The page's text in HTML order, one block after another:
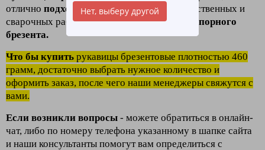
Нет, выберу другой
отлично подходят длястроительных, хозяйственных и
сварочных работ, изготавливаютсяиз огнеупорного
брезента.
Что бы купить рукавицы брезентовые плотностью 460
грамм, достаточно выбрать нужное количество и
оформить заказ, после чего наши менеджеры свяжутся с
вами.
Если возникли вопросы - можете обратиться в онлайн-
чат, либо по номеру телефона указанному в шапке сайта
и наши консультанты помогут вам определиться с